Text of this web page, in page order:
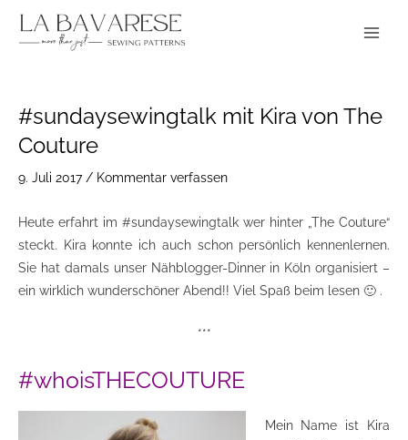
Inhalt
#sundaysewingtalk mit Kira von The
Couture
9. Juli 2017 / Kommentar verfassen
Heute erfahrt im #sundaysewingtalk wer hinter „The Couture“
steckt. Kira konnte ich auch schon persönlich kennenlernen.
Sie hat damals unser Nähblogger-Dinner in Köln organisiert –
ein wirklich wunderschöner Abend!! Viel Spaß beim lesen 🙂 .
***
#whoisTHECOUTURE
Mein Name ist Kira
navigation